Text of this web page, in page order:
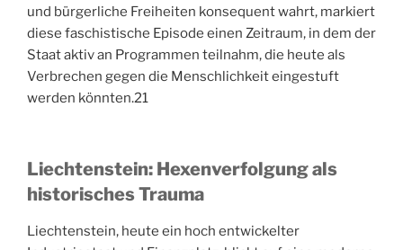
und bürgerliche Freiheiten konsequent wahrt, markiert
diese faschistische Episode einen Zeitraum, in dem der
Staat aktiv an Programmen teilnahm, die heute als
Verbrechen gegen die Menschlichkeit eingestuft
werden könnten.21
Liechtenstein: Hexenverfolgung als
historisches Trauma
Liechtenstein, heute ein hoch entwickelter